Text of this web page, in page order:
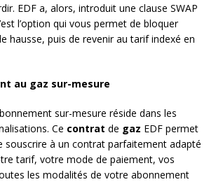
EDF a, alors, introduit une clause SWAP
l’option qui vous permet de bloquer
hausse, puis de revenir au tarif indexé en
au gaz sur-mesure
sur-mesure réside dans les
Ce contrat de gaz EDF permet
souscrire à un contrat parfaitement adapté
tarif, votre mode de paiement, vos
les modalités de votre abonnement